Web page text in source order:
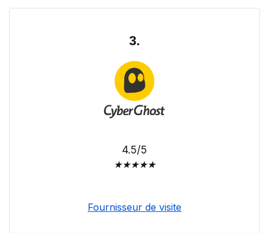
3.
4.5/5
★★★★★
Fournisseur de visite